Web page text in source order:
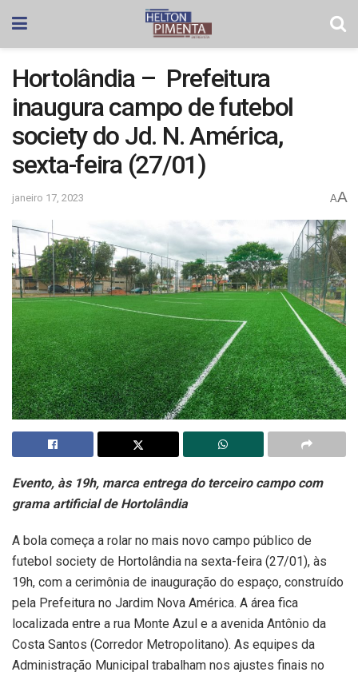
Hortolândia – Prefeitura
inaugura campo de futebol
society do Jd. N. América,
sexta-feira (27/01)
janeiro 17, 2023 AA
Evento, às 19h, marca entrega do terceiro campo com
grama artificial de Hortolândia
A bola começa a rolar no mais novo campo público de
futebol society de Hortolândia na sexta-feira (27/01), às
19h, com a cerimônia de inauguração do espaço, construído
pela Prefeitura no Jardim Nova América. A área fica
localizada entre a rua Monte Azul e a avenida Antônio da
Costa Santos (Corredor Metropolitano). As equipes da
Administração Municipal trabalham nos ajustes finais no